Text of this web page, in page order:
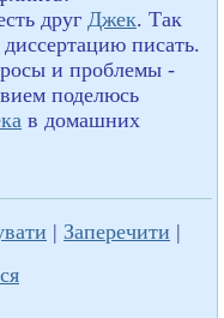
друг Джек. Так
писать.
и проблемы -
поделюсь
в домашних
| Заперечити |